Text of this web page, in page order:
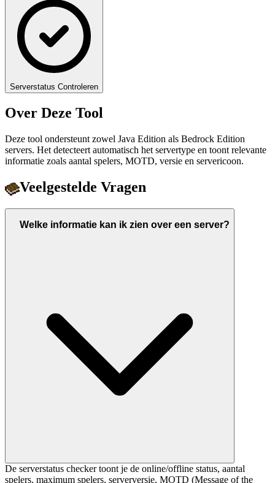
Serverstatus Controleren
Over Deze Tool
Deze tool ondersteunt zowel Java Edition als Bedrock Edition
servers. Het detecteert automatisch het servertype en toont relevante
informatie zoals aantal spelers, MOTD, versie en servericoon.
Veelgestelde Vragen
Welke informatie kan ik zien over een server?
De serverstatus checker toont je de online/offline status, aantal
spelers, maximum spelers, serverversie, MOTD (Message of the